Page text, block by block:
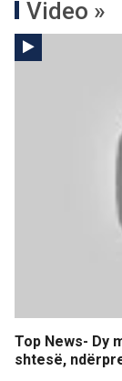
Video »
Top News- Dy
shtesë,